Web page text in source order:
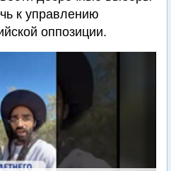
к управлению
оппозиции.